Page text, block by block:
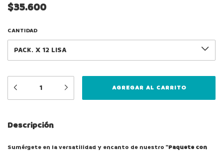
$35.600
CANTIDAD
Descripción
Sumérgete en la versatilidad y encanto de nuestro "Paquete con